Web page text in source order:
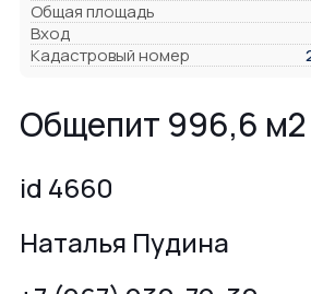
Общая площадь
Вход
Кадастровый номер
Общепит 996,6 м2
id 4660
Наталья Пудина